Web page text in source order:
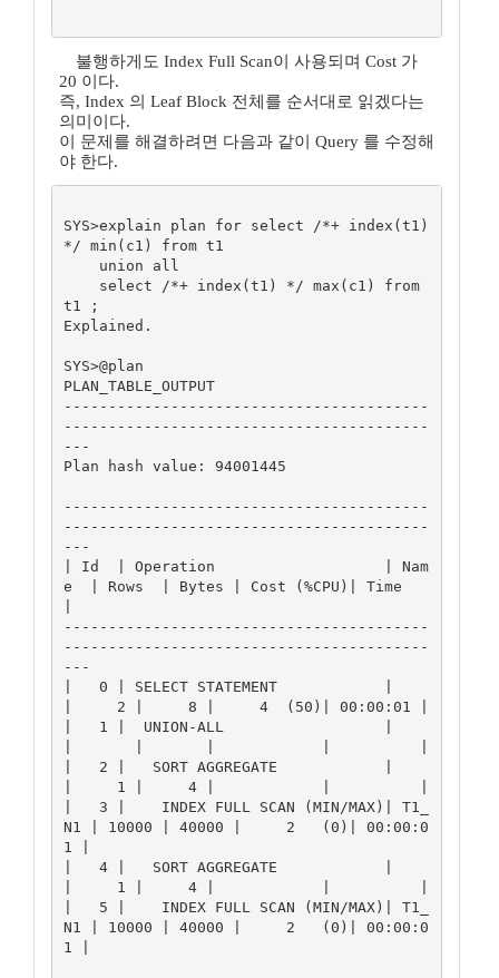
불행하게도 Index Full Scan이 사용되며 Cost 가
20 이다.
즉, Index 의 Leaf Block 전체를 순서대로 읽겠다는
의미이다.
이 문제를 해결하려면 다음과 같이 Query 를 수정해
야 한다.
SYS>explain plan for select /*+ index(t1)
*/ min(c1) from t1
t1 ;
Explained.
SYS>@plan
PLAN_TABLE_OUTPUT
-----------------------------------------
-----------------------------------------
---
Plan hash value: 94001445
-----------------------------------------
-----------------------------------------
---
| Id  | Operation                   | Nam
e  | Rows  | Bytes | Cost (%CPU)| Time
-----------------------------------------
-----------------------------------------
---
|   0 | SELECT STATEMENT            |
|     2 |     8 |     4  (50)| 00:00:01 |
|   1 |  UNION-ALL                  |
|   2 |   SORT AGGREGATE            |
|     1 |     4 |            |          |
|   3 |    INDEX FULL SCAN (MIN/MAX)| T1_
N1 | 10000 | 40000 |     2   (0)| 00:00:0
1 |
|   4 |   SORT AGGREGATE            |
|     1 |     4 |            |          |
|   5 |    INDEX FULL SCAN (MIN/MAX)| T1_
N1 | 10000 | 40000 |     2   (0)| 00:00:0
1 |